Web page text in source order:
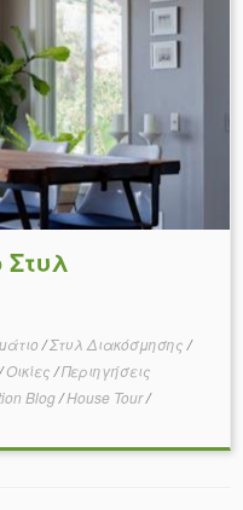
Στυλ
/Στυλ Διακόσμησης /
/Οικίες /Περιηγήσεις
Blog/House Tour/